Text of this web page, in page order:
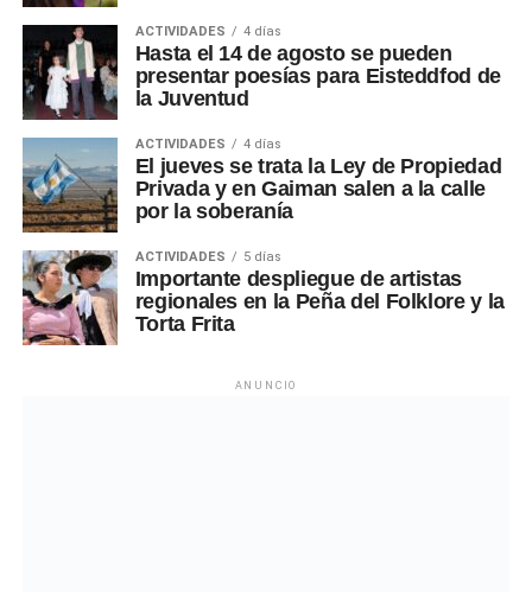
ACTIVIDADES 4 días
Hasta el 14 de agosto se pueden
presentar poesías para Eisteddfod de
la Juventud
ACTIVIDADES 4 días
El jueves se trata la Ley de Propiedad
Privada y en Gaiman salen a la calle
por la soberanía
ACTIVIDADES 5 días
Importante despliegue de artistas
regionales en la Peña del Folklore y la
Torta Frita
ANUNCIO